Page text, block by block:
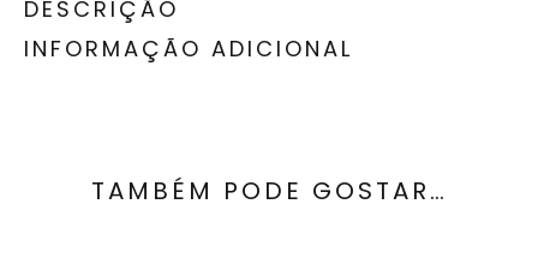
DESCRIÇÃO
INFORMAÇÃO ADICIONAL
TAMBÉM PODE GOSTAR…